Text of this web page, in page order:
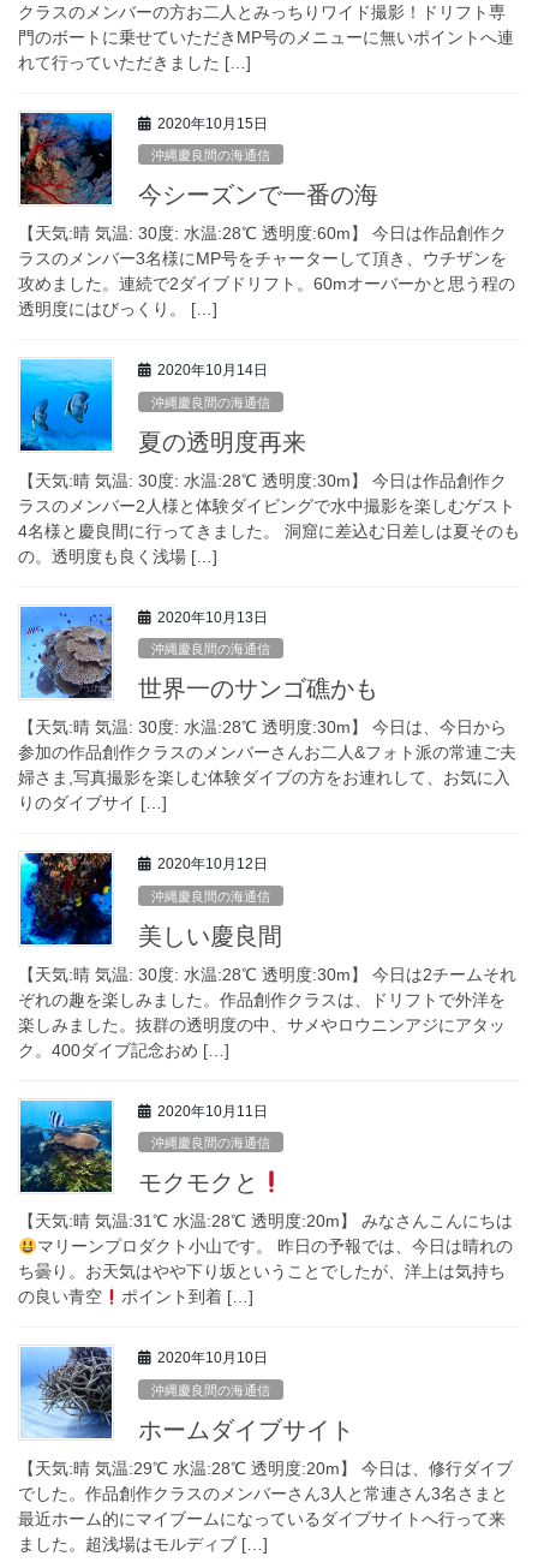
クラスのメンバーの方お二人とみっちりワイド撮影！ドリフト専
門のボートに乗せていただきMP号のメニューに無いポイントへ連
れて行っていただきました […]
2020年10月15日
沖縄慶良間の海通信
今シーズンで一番の海
【天気:晴 気温: 30度: 水温:28℃ 透明度:60m】 今日は作品創作ク
ラスのメンバー3名様にMP号をチャーターして頂き、ウチザンを
攻めました。連続で2ダイブドリフト。60mオーバーかと思う程の
透明度にはびっくり。 […]
2020年10月14日
沖縄慶良間の海通信
夏の透明度再来
【天気:晴 気温: 30度: 水温:28℃ 透明度:30m】 今日は作品創作ク
ラスのメンバー2人様と体験ダイビングで水中撮影を楽しむゲスト
4名様と慶良間に行ってきました。 洞窟に差込む日差しは夏そのも
の。透明度も良く浅場 […]
2020年10月13日
沖縄慶良間の海通信
世界一のサンゴ礁かも
【天気:晴 気温: 30度: 水温:28℃ 透明度:30m】 今日は、今日から
参加の作品創作クラスのメンバーさんお二人&フォト派の常連ご夫
婦さま,写真撮影を楽しむ体験ダイブの方をお連れして、お気に入
りのダイブサイ […]
2020年10月12日
沖縄慶良間の海通信
美しい慶良間
【天気:晴 気温: 30度: 水温:28℃ 透明度:30m】 今日は2チームそれ
ぞれの趣を楽しみました。作品創作クラスは、ドリフトで外洋を
楽しみました。抜群の透明度の中、サメやロウニンアジにアタッ
ク。400ダイブ記念おめ […]
2020年10月11日
沖縄慶良間の海通信
モクモクと
【天気:晴 気温:31℃ 水温:28℃ 透明度:20m】 みなさんこんにちは
マリーンプロダクト小山です。 昨日の予報では、今日は晴れの
ち曇り。お天気はやや下り坂ということでしたが、洋上は気持ち
の良い青空
ポイント到着 […]
2020年10月10日
沖縄慶良間の海通信
ホームダイブサイト
【天気:晴 気温:29℃ 水温:28℃ 透明度:20m】 今日は、修行ダイブ
でした。作品創作クラスのメンバーさん3人と常連さん3名さまと
最近ホーム的にマイブームになっているダイブサイトへ行って来
ました。超浅場はモルディブ […]